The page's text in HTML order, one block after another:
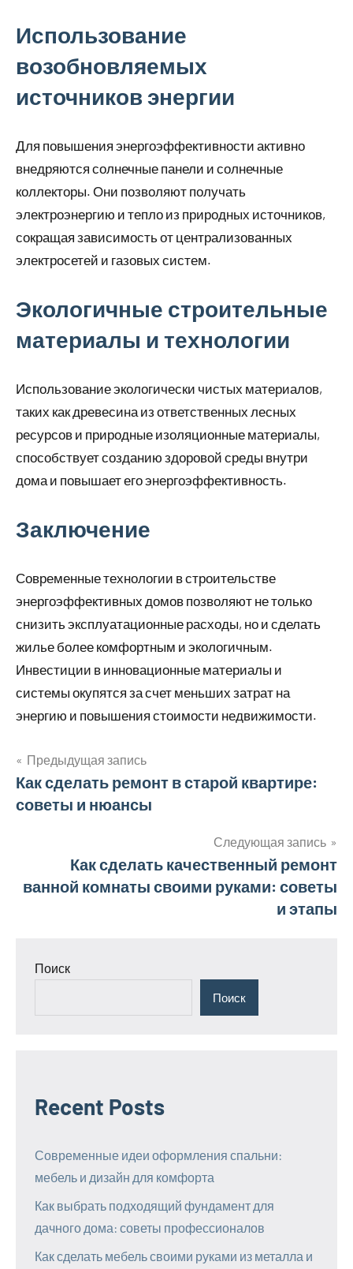
Использование
возобновляемых
источников энергии
Для повышения энергоэффективности активно
внедряются солнечные панели и солнечные
коллекторы. Они позволяют получать
электроэнергию и тепло из природных источников,
сокращая зависимость от централизованных
электросетей и газовых систем.
Экологичные строительные
материалы и технологии
Использование экологически чистых материалов,
таких как древесина из ответственных лесных
ресурсов и природные изоляционные материалы,
способствует созданию здоровой среды внутри
дома и повышает его энергоэффективность.
Заключение
Современные технологии в строительстве
энергоэффективных домов позволяют не только
снизить эксплуатационные расходы, но и сделать
жилье более комфортным и экологичным.
Инвестиции в инновационные материалы и
системы окупятся за счет меньших затрат на
энергию и повышения стоимости недвижимости.
Навигация
по
Предыдущая запись
Как сделать ремонт в старой квартире:
советы и нюансы
Следующая запись
Как сделать качественный ремонт
ванной комнаты своими руками: советы
и этапы
Поиск
Поиск
Recent Posts
Современные идеи оформления спальни:
мебель и дизайн для комфорта
Как выбрать подходящий фундамент для
дачного дома: советы профессионалов
Как сделать мебель своими руками из металла и